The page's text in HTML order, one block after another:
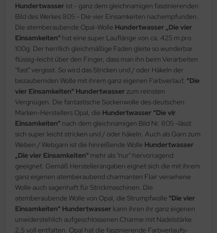
Hundertwasser ist - ganz dem gleichnamigen faszinierenden
Bild des Werkes 805 - Die vier Einsamkeiten nachempfunden.
Die atemberaubende Opal-Wolle Hundertwasser „Die vier
Einsamkeiten“ hat eine super Lauflänge von ca. 425 m pro
100g. Der herrllich gleichmäßige Faden gleite so wunderbar
flüssig-leicht über den Finger, dass man ihn beim Verarbeiten
"fast" vergisst. So wird das Stricken und / oder Häkeln der
bezaubernden Wolle mit ihrem ganz eigenen Farbverlauf, "Die
vier Einsamkeiten" Hundertwasser zum reinsten
Vergnügen. Die fantastische Sockenwolle des deutschen
Marken-Herstellers Opal, die Hundertwasser "Die vir
Einsamkeiten" nach dem gleichnamigen Bild Nr. 805 -lässt
sich super leicht stricken und / oder häkeln. Auch als Garn zum
Weben / Webgarn ist die hinreißende Wolle Hundertwasser
„Die vier Einsamkeiten“ mehr als "nur" hervorragend
geeignet. Gemäß Herstellerangaben eignet sich die mit ihrem
ganz eigenen atemberaubend charmanten Flair versehene
Wolle auch sagenhaft für Strickmaschinen. Die
atemberaubende Wolle von Opal, die Strumpfwolle "Die vier
Einsamkeiten" Hundertwasser kann ihren ihr ganz eigenen
unwiderstehlich aufgeschlossenen Charme mit Nadelstärke
2,5 voll entfalten. Opal hat die faszinierende Farbverlaufs-